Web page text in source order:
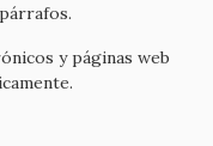
y páginas web